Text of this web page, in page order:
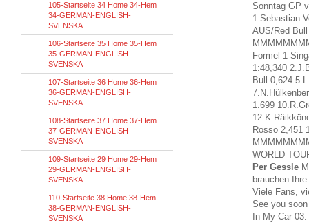
Sonntag GP
1.Sebastian
AUS/Red
Formel 1
1:48,340
Bull 0,624
1.699
Rosso 2,451
WORLD
Per Gessle
brauchen
Viele Fans,
See you
In My Car
105-Startseite 34 Home 34-Hem
34-GERMAN-ENGLISH-
SVENSKA
106-Startseite 35 Home 35-Hem
35-GERMAN-ENGLISH-
SVENSKA
107-Startseite 36 Home 36-Hem
36-GERMAN-ENGLISH-
SVENSKA
108-Startseite 37 Home 37-Hem
37-GERMAN-ENGLISH-
SVENSKA
109-Startseite 29 Home 29-Hem
29-GERMAN-ENGLISH-
SVENSKA
110-Startseite 38 Home 38-Hem
38-GERMAN-ENGLISH-
SVENSKA